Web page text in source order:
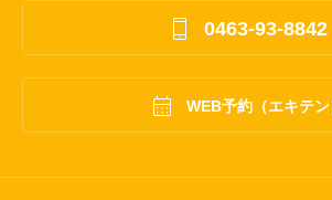
 0463-93-8842
 WEB予約（エキテン